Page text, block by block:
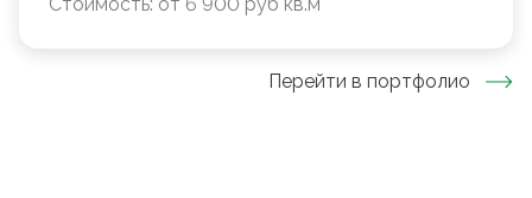
Перейти в портфолио